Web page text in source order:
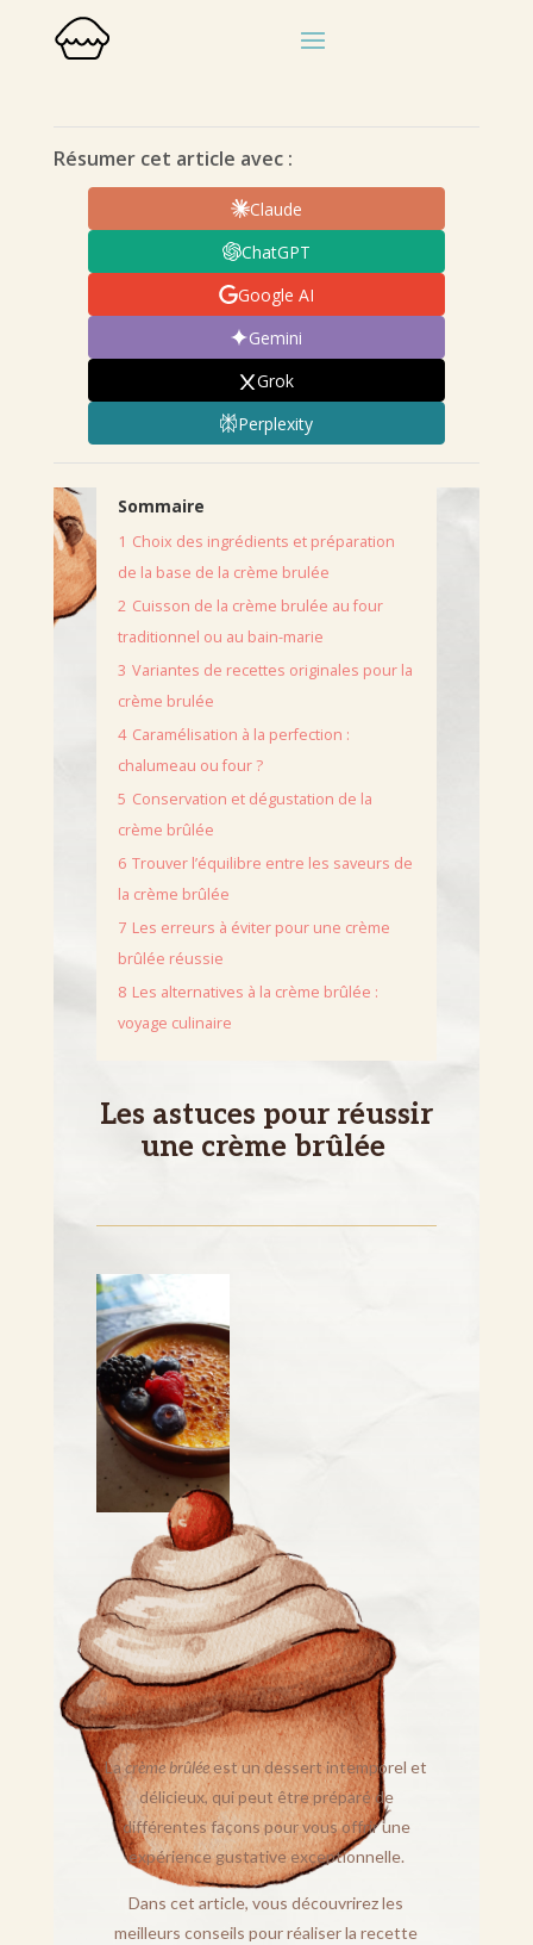
Résumer cet article avec :
Claude
ChatGPT
Google AI
Gemini
Grok
Perplexity
Sommaire
1 Choix des ingrédients et préparation
de la base de la crème brulée
2 Cuisson de la crème brulée au four
traditionnel ou au bain-marie
3 Variantes de recettes originales pour la
crème brulée
4 Caramélisation à la perfection :
chalumeau ou four ?
5 Conservation et dégustation de la
crème brûlée
6 Trouver l’équilibre entre les saveurs de
la crème brûlée
7 Les erreurs à éviter pour une crème
brûlée réussie
8 Les alternatives à la crème brûlée :
voyage culinaire
Les astuces pour réussir
une crème brûlée
Lacrème brûléeest un dessert intemporel et
délicieux, qui peut être préparé de
différentes façons pour vous offrir une
expérience gustative exceptionnelle.
Dans cet article, vous découvrirez les
meilleurs conseils pour réaliser la recette